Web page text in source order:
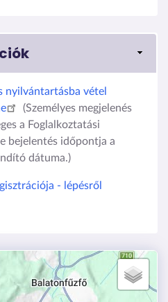
nyilvántartásba vétel
(Személyes megjelenés
a Foglalkoztatási
bejelentés időpontja a
dátuma.)
- lépésről